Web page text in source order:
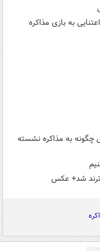
به بازی مذاکره
چگونه به مذاکره نشسته
ترند شد+ عکس